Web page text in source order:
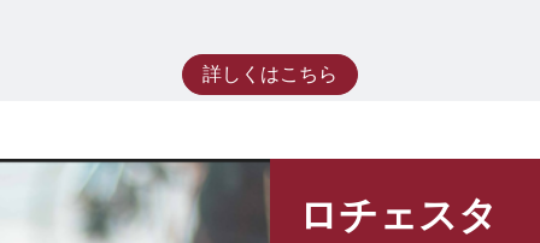
詳しくはこちら
ロチェスタ